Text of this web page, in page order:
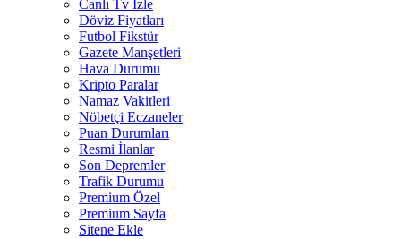
Canlı Tv İzle
Döviz Fiyatları
Futbol Fikstür
Gazete Manşetleri
Hava Durumu
Kripto Paralar
Namaz Vakitleri
Nöbetçi Eczaneler
Puan Durumları
Resmi İlanlar
Son Depremler
Trafik Durumu
Premium Özel
Premium Sayfa
Sitene Ekle